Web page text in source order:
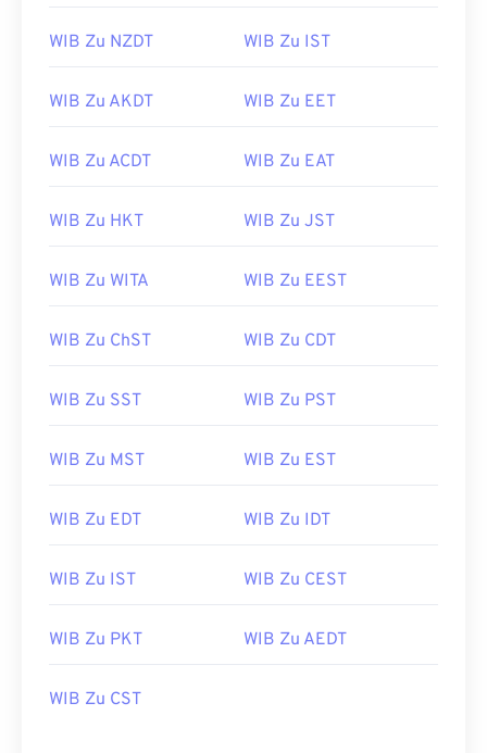
WIB Zu NZDT WIB Zu IST
WIB Zu AKDT WIB Zu EET
WIB Zu ACDT WIB Zu EAT
WIB Zu HKT WIB Zu JST
WIB Zu WITA WIB Zu EEST
WIB Zu ChST WIB Zu CDT
WIB Zu SST WIB Zu PST
WIB Zu MST WIB Zu EST
WIB Zu EDT WIB Zu IDT
WIB Zu IST WIB Zu CEST
WIB Zu PKT WIB Zu AEDT
WIB Zu CST